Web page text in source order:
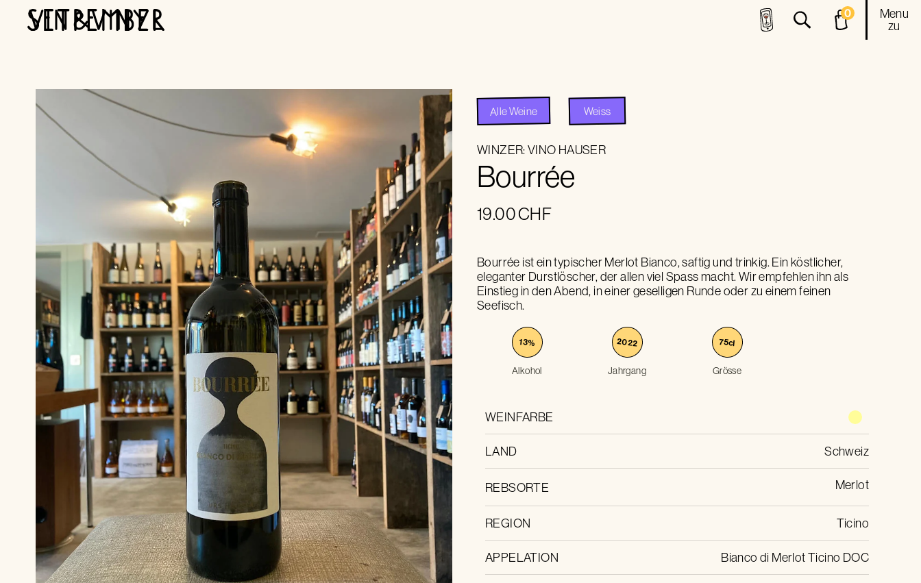
0 Menu
zu
Alle Weine Weiss
WINZER:VINO HAUSER
Bourrée
19.00CHF
Bourrée ist ein typischer Merlot Bianco, saftig und trinkig. Ein köstlicher,
eleganter Durstlöscher, der allen viel Spass macht. Wir empfehlen ihn als
Einstieg in den Abend, in einer geselligen Runde oder zu einem feinen
Seefisch.
13%
Alkohol
2022
Jahrgang
75cl
Grösse
WEINFARBE
LAND Schweiz
REBSORTE Merlot
REGION Ticino
APPELATION Bianco di Merlot Ticino DOC